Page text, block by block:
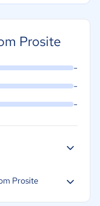
Prosite
-
-
-
Prosite